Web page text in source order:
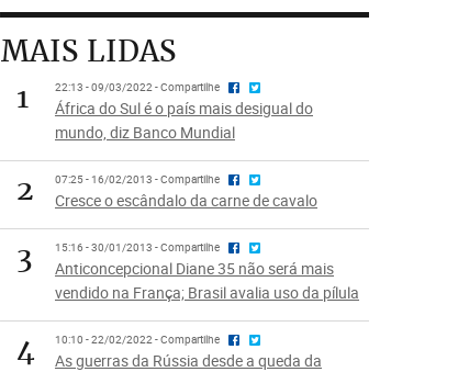
MAIS LIDAS
1
22:13 - 09/03/2022 - Compartilhe
África do Sul é o país mais desigual do
mundo, diz Banco Mundial
2 07:25 - 16/02/2013 - Compartilhe
Cresce o escândalo da carne de cavalo
3 15:16 - 30/01/2013 - Compartilhe
Anticoncepcional Diane 35 não será mais
vendido na França; Brasil avalia uso da pílula
4 10:10 - 22/02/2022 - Compartilhe
As guerras da Rússia desde a queda da